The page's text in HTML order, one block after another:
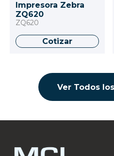
Impresora Zebra
ZQ620
ZQ620
Cotizar
Ver Todos